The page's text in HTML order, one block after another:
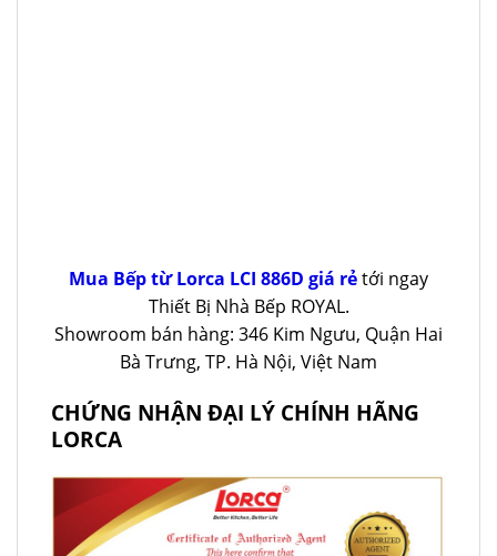
Mua Bếp từ Lorca LCI 886D giá rẻtới ngay
Thiết Bị Nhà Bếp ROYAL.
Showroom bán hàng: 346 Kim Ngưu, Quận Hai
Bà Trưng, TP. Hà Nội, Việt Nam
CHỨNG NHẬN ĐẠI LÝ CHÍNH HÃNG
LORCA